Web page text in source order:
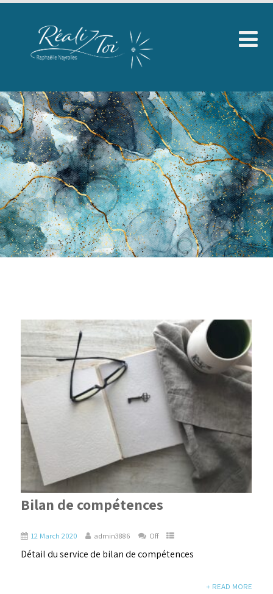
Bilan de compétences
12 March 2020 admin3886 Off
Détail du service de bilan de compétences
+ READ MORE